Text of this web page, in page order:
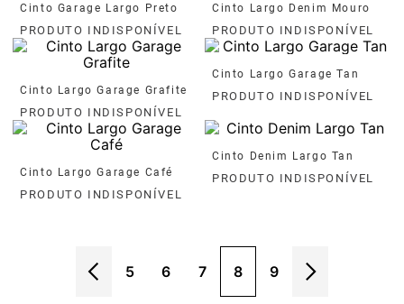
Cinto Garage Largo Preto Cinto Largo Denim Mouro
Cinto Largo Garage Grafite
Cinto Largo Garage Tan
Cinto Largo Garage Café
Cinto Denim Largo Tan
5 6 7 8 9